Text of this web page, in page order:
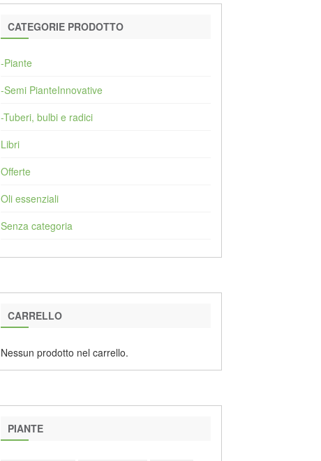
CATEGORIE PRODOTTO
-Piante
-Semi PianteInnovative
-Tuberi, bulbi e radici
Libri
Offerte
Oli essenziali
Senza categoria
CARRELLO
Nessun prodotto nel carrello.
PIANTE